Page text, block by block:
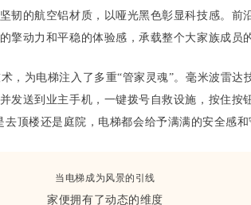
韧的航空铝材质，以哑光黑色彰显科技感。前
擎动力和平稳的体验感，承载整个大家族成员
，为电梯注入了多重“管家灵魂”。毫米波雷达
发送到业主手机，一键拨号自救设施，按住按
去顶楼还是庭院，电梯都会给予满满的安全感和
当电梯成为风景的引线
家便拥有了动态的维度